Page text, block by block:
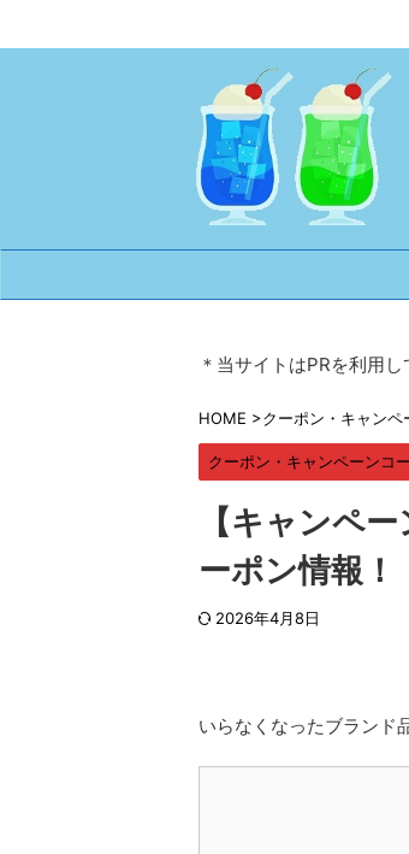
＊当サイトはPRを利用し
HOME >クーポン・キャンペ
クーポン・キャンペーンコ
【キャンペ
ーポン情報！
2026年4月8日
いらなくなったブランド